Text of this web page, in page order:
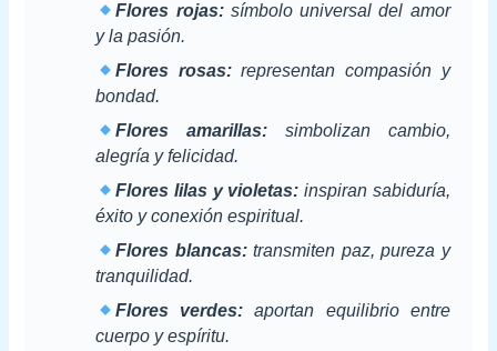
Flores rojas:símbolo universal del amor
y la pasión.
Flores rosas:representan compasión y
bondad.
Flores amarillas: simbolizan cambio,
alegría y felicidad.
Flores lilas y violetas: inspiran sabiduría,
éxito y conexión espiritual.
Flores blancas:transmiten paz, pureza y
tranquilidad.
Flores verdes: aportan equilibrio entre
cuerpo y espíritu.